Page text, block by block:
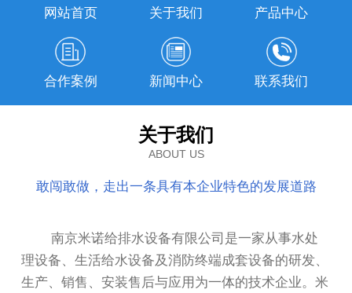
网站首页 关于我们 产品中心
合作案例 新闻中心 联系我们
关于我们
ABOUT US
敢闯敢做，走出一条具有本企业特色的发展道路
南京米诺给排水设备有限公司是一家从事水处
理设备、生活给水设备及消防终端成套设备的研发、
生产、销售、安装售后与应用为一体的技术企业。米